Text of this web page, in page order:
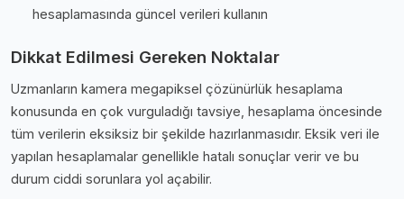
hesaplamasında güncel verileri kullanın
Dikkat Edilmesi Gereken Noktalar
Uzmanların kamera megapiksel çözünürlük hesaplama
konusunda en çok vurguladığı tavsiye, hesaplama öncesinde
tüm verilerin eksiksiz bir şekilde hazırlanmasıdır. Eksik veri ile
yapılan hesaplamalar genellikle hatalı sonuçlar verir ve bu
durum ciddi sorunlara yol açabilir.